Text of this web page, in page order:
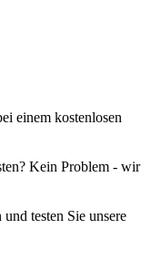
einem kostenlosen
Kein Problem - wir
testen Sie unsere